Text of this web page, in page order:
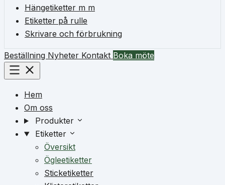
Hängetiketter m m
Etiketter på rulle
Skrivare och förbrukning
Beställning Nyheter Kontakt Boka möte
Hem
Om oss
Produkter
Etiketter
Översikt
Ögleetiketter
Sticketiketter